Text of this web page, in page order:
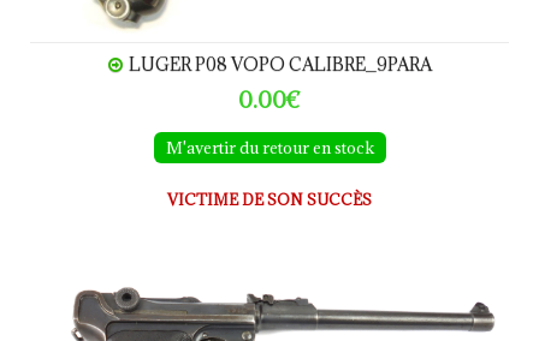
LUGER P08 VOPO CALIBRE_9PARA
0.00€
M'avertir du retour en stock
VICTIME DE SON SUCCÈS